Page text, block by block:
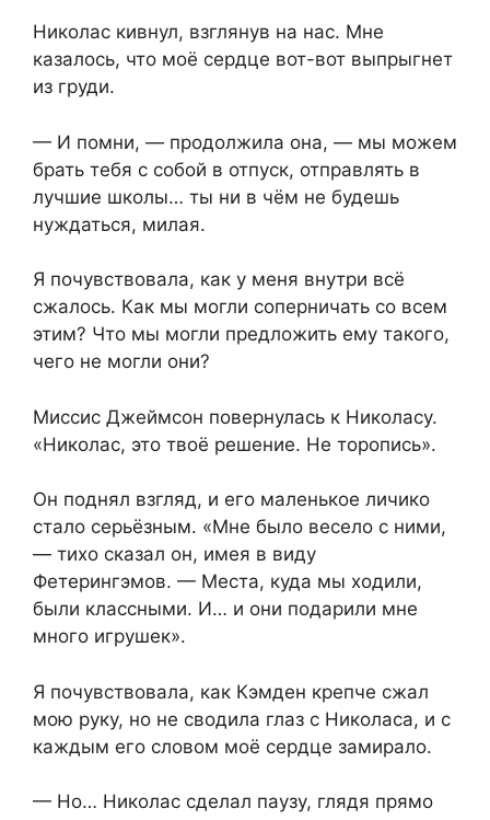
Николас кивнул, взглянув на нас. Мне
казалось, что моё сердце вот-вот выпрыгнет
из груди.
— И помни, — продолжила она, — мы можем
брать тебя с собой в отпуск, отправлять в
лучшие школы… ты ни в чём не будешь
нуждаться, милая.
Я почувствовала, как у меня внутри всё
сжалось. Как мы могли соперничать со всем
этим? Что мы могли предложить ему такого,
чего не могли они?
Миссис Джеймсон повернулась к Николасу.
«Николас, это твоё решение. Не торопись».
Он поднял взгляд, и его маленькое личико
стало серьёзным. «Мне было весело с ними,
— тихо сказал он, имея в виду
Фетерингэмов. — Места, куда мы ходили,
были классными. И… и они подарили мне
много игрушек».
Я почувствовала, как Кэмден крепче сжал
мою руку, но не сводила глаз с Николаса, и с
каждым его словом моё сердце замирало.
— Но… Николас сделал паузу, глядя прямо